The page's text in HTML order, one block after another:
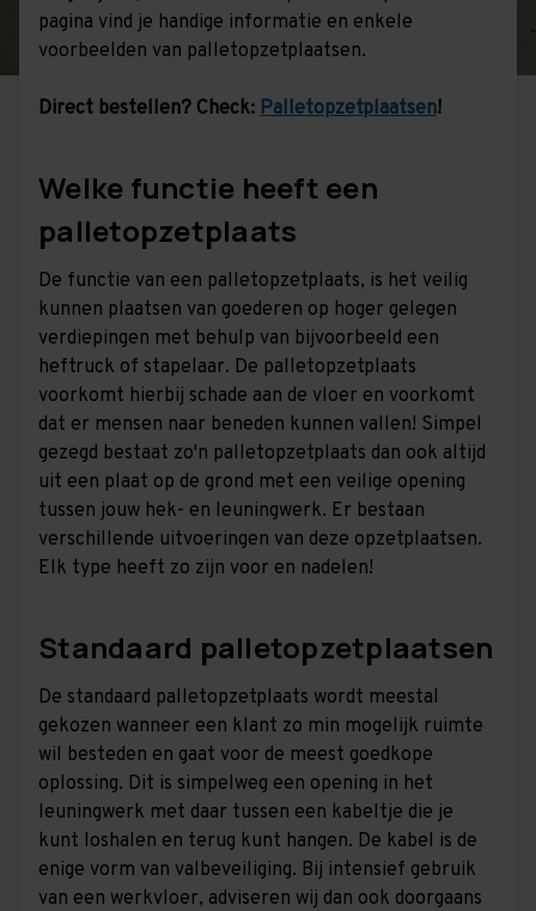
pagina vind je handige informatie en enkele
voorbeelden van palletopzetplaatsen.
Direct bestellen? Check: Palletopzetplaatsen!
Welke functie heeft een
palletopzetplaats
De functie van een palletopzetplaats, is het veilig
kunnen plaatsen van goederen op hoger gelegen
verdiepingen met behulp van bijvoorbeeld een
heftruck of stapelaar. De palletopzetplaats
voorkomt hierbij schade aan de vloer en voorkomt
dat er mensen naar beneden kunnen vallen! Simpel
gezegd bestaat zo'n palletopzetplaats dan ook altijd
uit een plaat op de grond met een veilige opening
tussen jouw hek- en leuningwerk. Er bestaan
verschillende uitvoeringen van deze opzetplaatsen.
Elk type heeft zo zijn voor en nadelen!
Standaard palletopzetplaatsen
De standaard palletopzetplaats wordt meestal
gekozen wanneer een klant zo min mogelijk ruimte
wil besteden en gaat voor de meest goedkope
oplossing. Dit is simpelweg een opening in het
leuningwerk met daar tussen een kabeltje die je
kunt loshalen en terug kunt hangen. De kabel is de
enige vorm van valbeveiliging. Bij intensief gebruik
van een werkvloer, adviseren wij dan ook doorgaans